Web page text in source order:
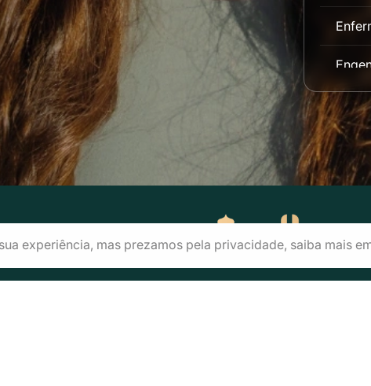
experiência, mas prezamos pela privacidade, saiba mais